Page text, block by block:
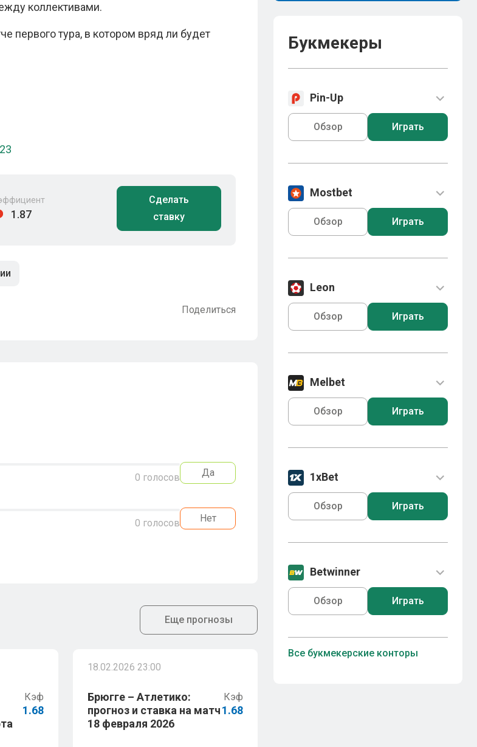
коллективами.
первого тура, в котором вряд ли будет
1.87
Сделать
ставку
Поделиться
0 голосов Да
0 голосов Нет
Еще прогнозы
Кэф
1.68
18.02.2026 23:00
Брюгге – Атлетико:
прогноз и ставка на матч
18 февраля 2026
Кэф
1.68
Букмекеры
Pin-Up
Обзор Играть
Mostbet
Обзор Играть
Leon
Обзор Играть
Melbet
Обзор Играть
1xBet
Обзор Играть
Betwinner
Обзор Играть
Все букмекерские конторы